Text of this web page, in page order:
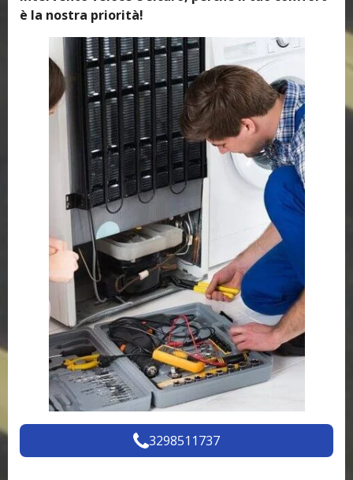
è la nostra priorità!
3298511737